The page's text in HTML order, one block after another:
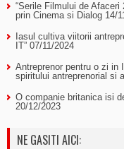
“Serile Filmului de
prin Cinema si Dialog 14/
Iasul cultiva viitorii
IT” 07/11/2024
Antreprenor pentru o zi in
spiritului antreprenorial si
O companie britanica isi
20/12/2023
NE GASITI AICI: